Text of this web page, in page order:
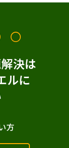
決は
ルに
方